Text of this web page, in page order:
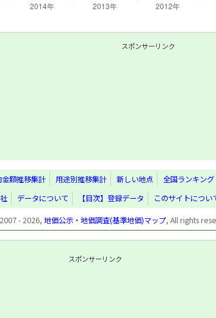
スポンサーリンク
金額推移集計 用途別推移集計 新しい地点 全国ランキング
データについて 【目次】登録データ このサイトについ
- 2026,地価公示・地価調査(基準地価)マップ, All rights
スポンサーリンク